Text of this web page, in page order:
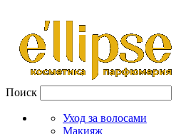
Поиск
Уход за волосами
Макияж